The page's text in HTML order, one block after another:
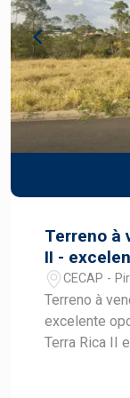
construir Uma oportunidade ideal para morar ou
investir. Entre em contato e saiba mais.
#Piracicaba
Terreno à
II -
CECAP -
Terreno à
excelente
Terra Rica II
metros de